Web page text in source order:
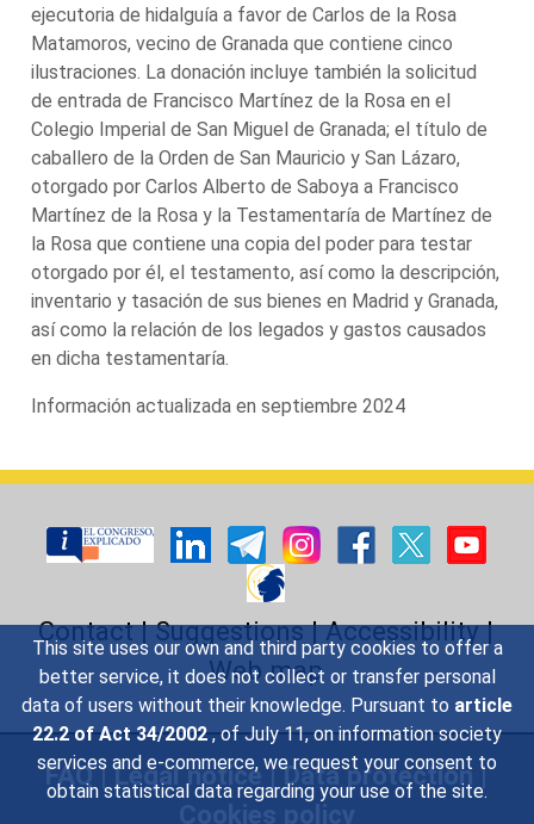
This site uses our own and third party cookies to offer a
better service, it does not collect or transfer personal
data of users without their knowledge. Pursuant to article
22.2 of Act 34/2002, of July 11, on information society
services and e-commerce, we request your consent to
obtain statistical data regarding your use of the site.
ejecutoria de hidalguía a favor de Carlos de la Rosa
Matamoros, vecino de Granada que contiene cinco
ilustraciones. La donación incluye también la solicitud
de entrada de Francisco Martínez de la Rosa en el
Colegio Imperial de San Miguel de Granada; el título de
caballero de la Orden de San Mauricio y San Lázaro,
otorgado por Carlos Alberto de Saboya a Francisco
Martínez de la Rosa y la Testamentaría de Martínez de
la Rosa que contiene una copia del poder para testar
otorgado por él, el testamento, así como la descripción,
inventario y tasación de sus bienes en Madrid y Granada,
así como la relación de los legados y gastos causados
en dicha testamentaría.
Información actualizada en septiembre 2024
Contact|Suggestions|Accessibility|
Web map
FAQ|Legal notice|Data protection |